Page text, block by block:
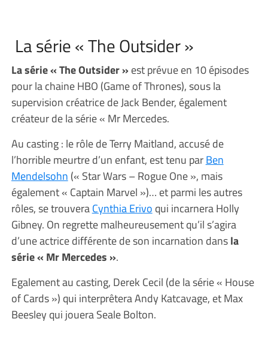
La série « The Outsider »
La série « The Outsider » est prévue en 10 épisodes
pour la chaine HBO (Game of Thrones), sous la
supervision créatrice de Jack Bender, également
créateur de la série « Mr Mercedes.
Au casting : le rôle de Terry Maitland, accusé de
l’horrible meurtre d’un enfant, est tenu parBen
Mendelsohn (« Star Wars – Rogue One », mais
également « Captain Marvel »)… et parmi les autres
rôles, se trouveraCynthia Erivo qui incarnera Holly
Gibney. On regrette malheureusement qu’il s’agira
d’une actrice différente de son incarnation dansla
série « Mr Mercedes ».
Egalement au casting, Derek Cecil (de la série « House
of Cards ») qui interprêtera Andy Katcavage, et Max
Beesley qui jouera Seale Bolton.